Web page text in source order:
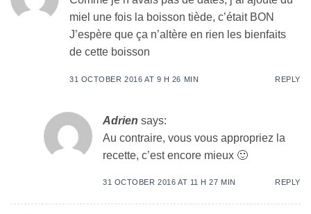
miel une fois la boisson tiède, c’était BON
J’espère que ça n’altère en rien les bienfaits
de cette boisson
31 OCTOBER 2016 AT 9 H 26 MIN REPLY
Adrien says:
Au contraire, vous vous appropriez la
recette, c’est encore mieux 🙂
31 OCTOBER 2016 AT 11 H 27 MIN REPLY